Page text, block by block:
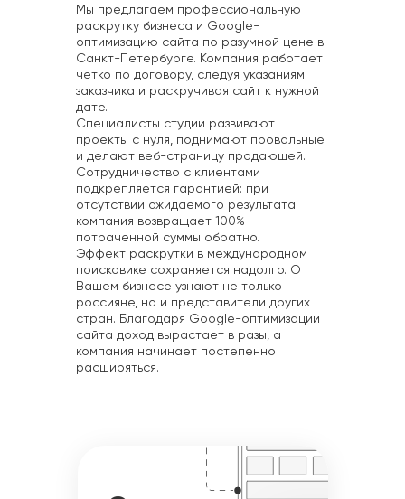
Мы предлагаем профессиональную
раскрутку бизнеса и Google-
оптимизацию сайта по разумной цене в
Санкт-Петербурге. Компания работает
четко по договору, следуя указаниям
заказчика и раскручивая сайт к нужной
дате.
Специалисты студии развивают
проекты с нуля, поднимают провальные
и делают веб-страницу продающей.
Сотрудничество с клиентами
подкрепляется гарантией: при
отсутствии ожидаемого результата
компания возвращает 100%
потраченной суммы обратно.
Эффект раскрутки в международном
поисковике сохраняется надолго. О
Вашем бизнесе узнают не только
россияне, но и представители других
стран. Благодаря Google-оптимизации
сайта доход вырастает в разы, а
компания начинает постепенно
расширяться.